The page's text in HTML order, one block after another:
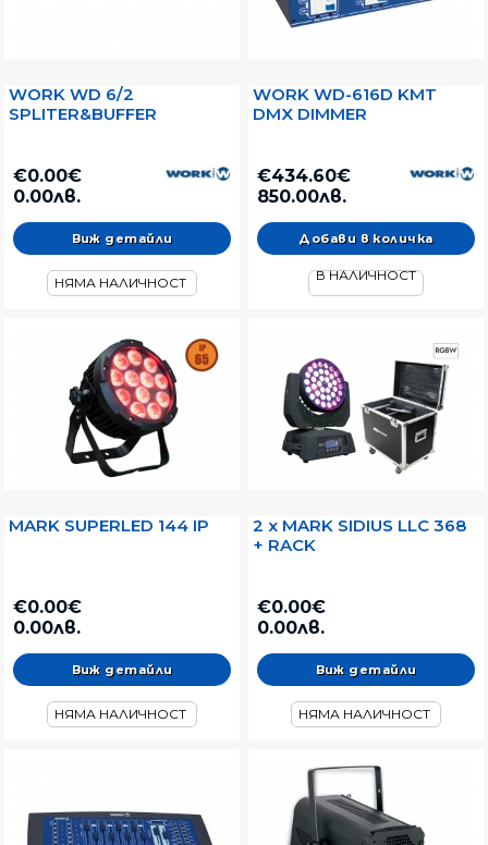
WORK WD 6/2
SPLITER&BUFFER
€0.00€
0.00лв.
Виж детайли
НЯМА НАЛИЧНОСТ
WORK WD-616D KMT
DMX DIMMER
€434.60€
850.00лв.
В НАЛИЧНОСТ
MARK SUPERLED 144 IP
€0.00€
0.00лв.
Виж детайли
НЯМА НАЛИЧНОСТ
2 x MARK SIDIUS LLC 368
+ RACK
€0.00€
0.00лв.
Виж детайли
НЯМА НАЛИЧНОСТ